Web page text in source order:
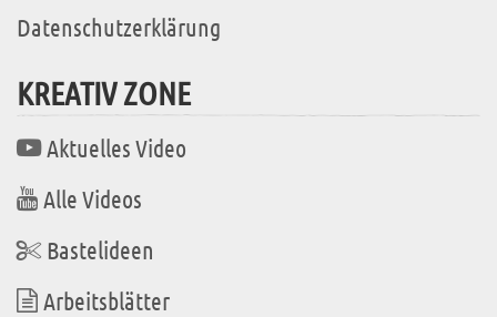
Datenschutzerklärung
KREATIV ZONE
Aktuelles Video
Alle Videos
Bastelideen
Arbeitsblätter